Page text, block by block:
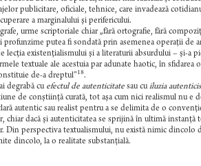
publicitare, oficiale, tehnice, care invadează
a marginalului şi perifericului.
urme scriptoriale chiar „fără ortografie, fără
putea fi sondată prin asemenea operaţii de
existenţialismului şi a literaturii absurdului – şi-a
textuale ale acestuia par adunate haotic, în sfidarea
de-a dreptul”18.
degrabă cu efectul de autenticitate sau cu iluzia
de conştiinţă curată, tot aşa cum nici realismul nu e
autentic sau realist pentru a se delimita de o
chiar dacă şi autenticitatea se sprijină în ultimă instanţă
Din perspectiva textualismului, nu există nimic dincolo
dincolo, la o realitate substanţială.